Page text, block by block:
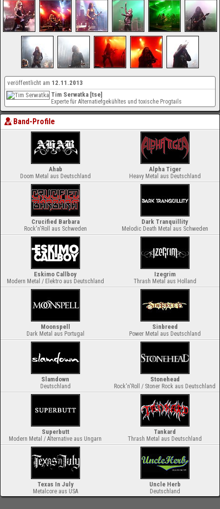
veröffentlicht am 12.11.2013
Tim Serwatka [tse]
Experte für Alternatiefgekühltes und toxische Progtails
Band-Profile
Ahab
Doom Metal aus Deutschland
Alpha Tiger
Heavy Metal aus Deutschland
Crucified Barbara
Rock'n'Roll aus Schweden
Dark Tranquillity
Melodic Death Metal aus Schweden
Eskimo Callboy
Modern Metal / Elektro aus Deutschland
Izegrim
Thrash Metal aus Holland
Moonspell
Dark Metal aus Portugal
Sinbreed
Power Metal aus Deutschland
Slamdown
Deutschland
Stonehead
Rock'n'Roll / Stoner Rock aus Deutschland
Superbutt
Modern Metal / Alternative aus Ungarn
Tankard
Thrash Metal aus Deutschland
Texas In July
Metalcore aus USA
Uncle Herb
Deutschland